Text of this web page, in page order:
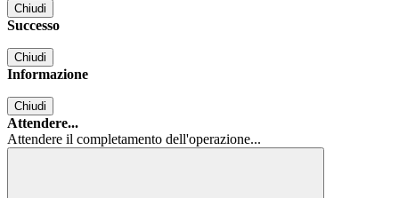
Chiudi
Successo
Chiudi
Informazione
Chiudi
Attendere...
Attendere il completamento dell'operazione...